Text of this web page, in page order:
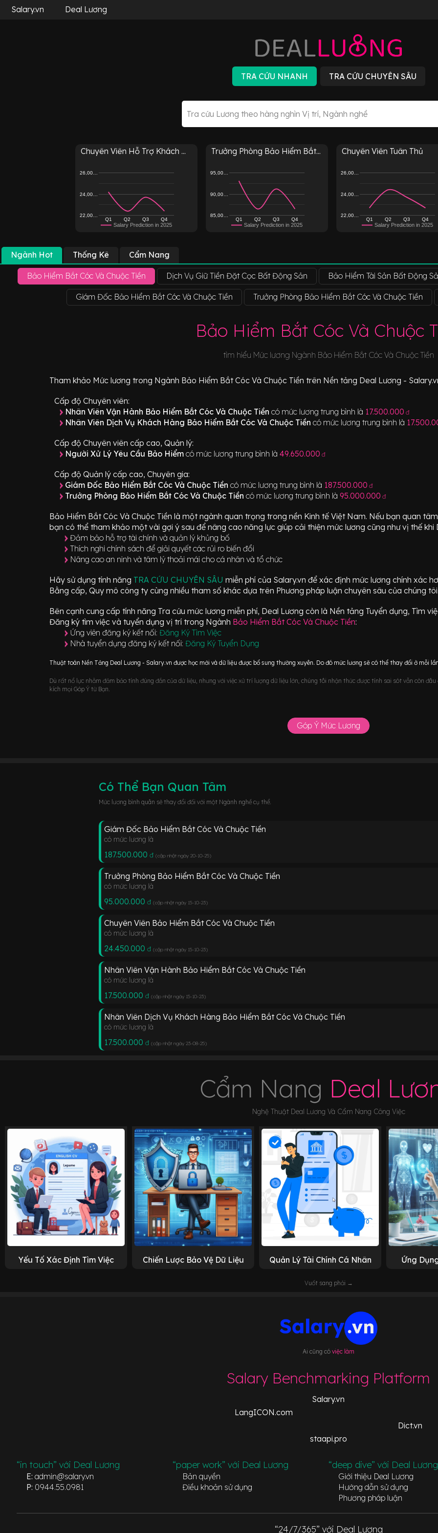
Salary.vn Deal Lương
Chuyên Viên Hỗ Trợ Khách ...
Salary Prediction in 2025
Q1 Q2 Q3 Q4
22,00…
24,00…
26,00…
Trưởng Phòng Bảo Hiểm Bắt...
Salary Prediction in 2025
Q1 Q2 Q3 Q4
85,00…
90,00…
95,00…
Chuyên Viên Tuân Thủ
Salary Prediction in 2025
Q1 Q2 Q3 Q4
22,00…
24,00…
26,00…
Ngành Hot Thống Kê Cẩm Nang
Bảo Hiểm Bắt Cóc Và Chuộc Tiền Dịch Vụ Giữ Tiền Đặt Cọc Bất Động Sản Bảo Hiểm Tài Sản Bất Động
Giám Đốc Bảo Hiểm Bắt Cóc Và Chuộc Tiền Trưởng Phòng Bảo Hiểm Bắt Cóc Và Chuộc Tiền
Bảo Hiểm Bắt Cóc Và Chuộc
tìm hiểu Mức lương Ngành Bảo Hiểm Bắt Cóc Và Chuộc Tiền
Tham khảo Mức lương trong Ngành Bảo Hiểm Bắt Cóc Và Chuộc Tiền trên Nền tảng Deal Lương -
Cấp độ Chuyên viên:
Nhân Viên Vận Hành Bảo Hiểm Bắt Cóc Và Chuộc Tiền có mức lương trung bình là 17.500.000 đ
Nhân Viên Dịch Vụ Khách Hàng Bảo Hiểm Bắt Cóc Và Chuộc Tiền có mức lương trung bình là
Cấp độ Chuyên viên cấp cao, Quản lý:
Người Xử Lý Yêu Cầu Bảo Hiểm có mức lương trung bình là 49.650.000 đ
Cấp độ Quản lý cấp cao, Chuyên gia:
Giám Đốc Bảo Hiểm Bắt Cóc Và Chuộc Tiền có mức lương trung bình là 187.500.000 đ
Trưởng Phòng Bảo Hiểm Bắt Cóc Và Chuộc Tiền có mức lương trung bình là 95.000.000 đ
Bảo Hiểm Bắt Cóc Và Chuộc Tiền là một ngành quan trọng trong nền Kinh tế Việt Nam. Nếu bạn quan
bạn có thể tham khảo một vài gợi ý sau để nâng cao năng lực giúp cải thiện mức lương cũng như vị thế khi
Đảm bảo hỗ trợ tài chính và quản lý khủng bố
Thích nghi chính sách để giải quyết các rủi ro biến đổi
Nâng cao an ninh và tâm lý thoải mái cho cá nhân và tổ chức
Hãy sử dụng tính năng TRA CỨU CHUYÊN SÂU miễn phí của Salary.vn để xác định mức lương chính xác
Bằng cấp, Quy mô công ty cùng nhiều tham số khác dựa trên Phương pháp luận chuyên sâu của chúng
Bên cạnh cung cấp tính năng Tra cứu mức lương miễn phí, Deal Lương còn là Nền tảng Tuyển dụng, Tìm
Đăng ký tìm việc và tuyển dụng vị trí trong Ngành Bảo Hiểm Bắt Cóc Và Chuộc Tiền:
Ứng viên đăng ký kết nối: Đăng Ký Tìm Việc
Nhà tuyển dụng đăng ký kết nối: Đăng Ký Tuyển Dụng
Thuật toán Nền Tảng Deal Lương - Salary.vn được học mới và dữ liệu được bổ sung thường xuyên. Do đó mức lương sẽ có thể thay đổi ở mỗi
Dù rất nổ lực nhằm đảm bảo tính đúng đắn của dữ liệu, nhưng với việc xử trí lượng dữ liệu lớn, chúng tôi nhận thức được tính sai sót vẫn còn
kích mọi Góp Ý từ Bạn.
Góp Ý Mức Lương
Có Thể Bạn Quan Tâm
Mức lương bình quân sẽ thay đổi đối với một Ngành nghề cụ thể.
Giám Đốc Bảo Hiểm Bắt Cóc Và Chuộc Tiền
có mức lương là
187.500.000 đ (cập nhật ngày 20-10-25)
Trưởng Phòng Bảo Hiểm Bắt Cóc Và Chuộc Tiền
có mức lương là
95.000.000 đ (cập nhật ngày 15-10-23)
Chuyên Viên Bảo Hiểm Bắt Cóc Và Chuộc Tiền
có mức lương là
24.450.000 đ (cập nhật ngày 15-10-23)
Nhân Viên Vận Hành Bảo Hiểm Bắt Cóc Và Chuộc Tiền
có mức lương là
17.500.000 đ (cập nhật ngày 15-10-23)
Nhân Viên Dịch Vụ Khách Hàng Bảo Hiểm Bắt Cóc Và Chuộc Tiền
có mức lương là
17.500.000 đ (cập nhật ngày 23-08-25)
Cẩm Nang Deal
Nghệ Thuật Deal Lương Và Cẩm Nang Công Việc
Yếu Tố Xác Định Tìm Việc Chiến Lược Bảo Vệ Dữ Liệu Quản Lý Tài Chính Cá Nhân Ứng
Vuốt sang phải →
Ai cũng cóviệc làm
Salary Benchmarking Platform
Salary.vn
LangICON.com
Dict.vn
staapi.pro
“in touch” với Deal Lương
E: admin@salary.vn
P: 0944.55.0981
“paper work” với Deal Lương
Bản quyền
Điều khoản sử dụng
“deep dive” với Deal Lương
Giới thiệu Deal Lương
Hướng dẫn sử dụng
Phương pháp luận
“24/7/365” với Deal Lương